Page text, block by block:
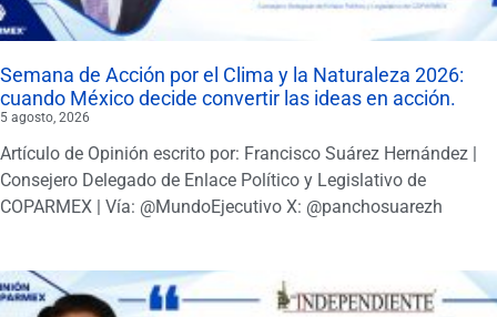
Semana de Acción por el Clima y la Naturaleza 2026:
cuando México decide convertir las ideas en acción.
5 agosto, 2026
Artículo de Opinión escrito por: Francisco Suárez Hernández |
Consejero Delegado de Enlace Político y Legislativo de
COPARMEX | Vía: @MundoEjecutivo X: @panchosuarezh